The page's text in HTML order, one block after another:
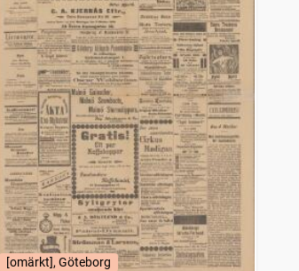
[omärkt], Göteborg